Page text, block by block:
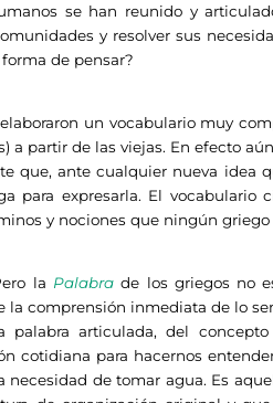
se han reunido y
y resolver sus
de pensar?
un vocabulario muy
a partir de las viejas. En efecto
que, ante cualquier nueva idea
para expresarla. El
y nociones que ningún
la Palabra de los griegos no
la comprensión inmediata de lo
palabra articulada, del
cotidiana para hacernos
necesidad de tomar agua. Es